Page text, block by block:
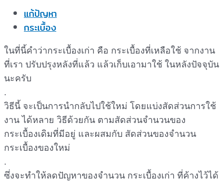
แก้ปัญหา
กระเบื้อง
ในที่นี้คำว่ากระเบื้องเก่า คือ กระเบื้องที่เหลือใช้ จากงาน
ที่เรา ปรับปรุงหลังที่แล้ว แล้วเก็บเอามาใช้ ในหลังปัจจุบัน
นะครับ
.
วิธีนี้ จะเป็นการนำกลับไปใช้ใหม่ โดยแบ่งสัดส่วนการใช้
งาน ได้หลาย วิธีด้วยกัน ตามสัดส่วนจำนวนของ
กระเบื้องเดิมที่มีอยู่ และผสมกับ สัดส่วนของจำนวน
กระเบื้องของใหม่
.
ซึ่งจะทำให้ลดปัญหาของจำนวน กระเบื้องเก่า ที่ค้างไว้ได้